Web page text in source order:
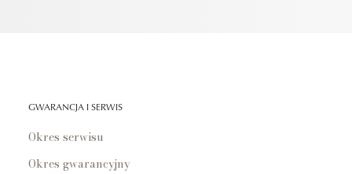
GWARANCJA I SERWIS
Okres serwisu
Okres gwarancyjny